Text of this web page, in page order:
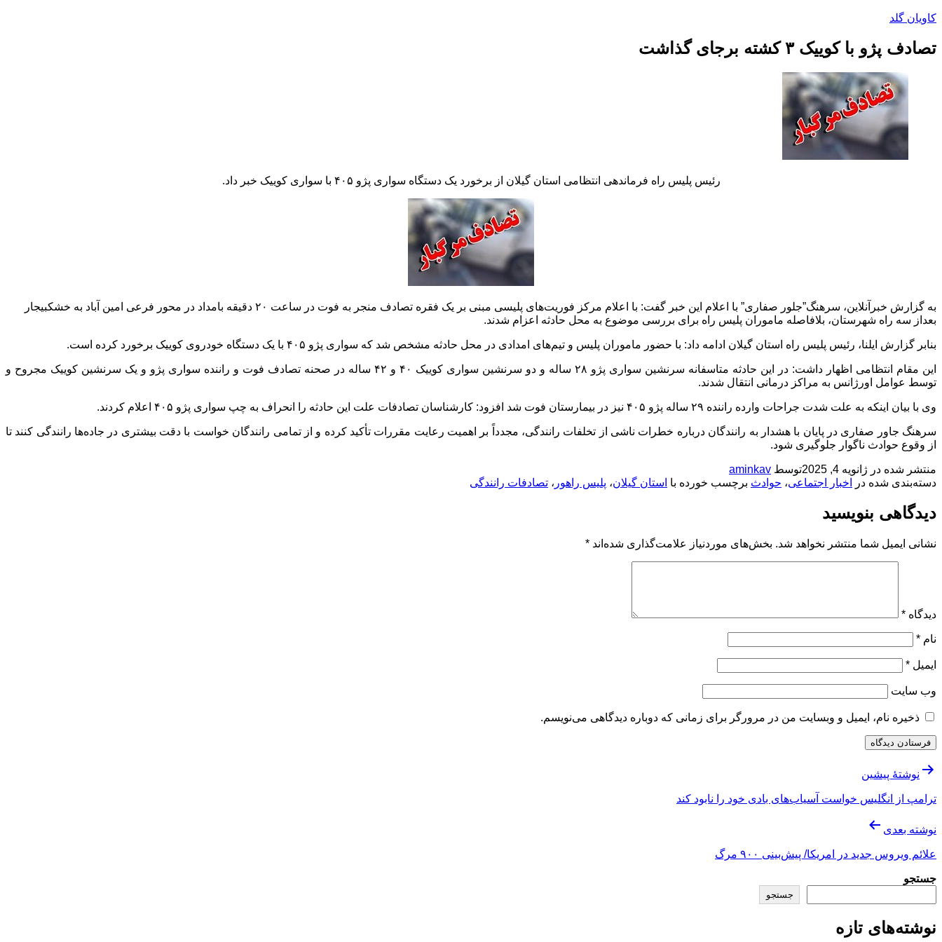
پرش
محتوا
کاویان گلد
تصادف پژو با کوییک ۳ کشته برجای گذاشت
رئیس پلیس راه فرماندهی انتظامی استان گیلان از برخورد یک دستگاه سواری پژو ۴۰۵ با سواری کوییک خبر داد.
به گزارش خبرآنلاین، سرهنگ”جلور صفاری” با اعلام این خبر گفت: با اعلام مرکز فوریت‌های پلیسی مبنی بر یک فقره تصادف منجر به فوت در ساعت ۲۰ دقیقه بامداد در محور فرعی امین آباد به خشکبیجار
بعداز سه راه شهرستان، بلافاصله ماموران پلیس راه برای بررسی موضوع به محل حادثه اعزام شدند.
بنابر گزارش ایلنا، رئیس پلیس راه استان گیلان ادامه داد: با حضور ماموران پلیس و تیم‌های امدادی در محل حادثه مشخص شد که سواری پژو ۴۰۵ با یک دستگاه خودروی کوییک برخورد کرده است.
این مقام انتظامی اظهار داشت: در این حادثه متاسفانه سرنشین سواری پژو ۲۸ ساله و دو سرنشین سواری کوییک ۴۰ و ۴۲ ساله در صحنه تصادف فوت و راننده سواری پژو و یک سرنشین کوییک مجروح و
توسط عوامل اورژانس به مراکز درمانی انتقال شدند.
وی با بیان اینکه به علت شدت جراحات وارده راننده ۲۹ ساله پژو ۴۰۵ نیز در بیمارستان فوت شد افزود: کارشناسان تصادفات علت این حادثه را انحراف به چپ سواری پژو ۴۰۵ اعلام کردند.
سرهنگ جاور صفاری در پایان با هشدار به رانندگان درباره خطرات ناشی از تخلفات رانندگی، مجدداً بر اهمیت رعایت مقررات تأکید کرده و از تمامی رانندگان خواست با دقت بیشتری در جاده‌ها رانندگی کنند تا
از وقوع حوادث ناگوار جلوگیری شود.
منتشر شده در ژانویه 4, 2025 توسط aminkav
دسته‌بندی شده در
اخبار اجتماعی، حوادث برچسب خورده با استان گیلان، پلیس راهور ، تصادفات رانندگی
دیدگاهی بنویسید
نشانی ایمیل شما منتشر نخواهد شد. بخش‌های موردنیاز علامت‌گذاری شده‌اند *
دیدگاه *
نام *
ایمیل *
وب‌ سایت
ذخیره نام، ایمیل و وبسایت من در مرورگر برای زمانی که دوباره دیدگاهی می‌نویسم.
راهبری
نوشته
نوشتهٔ پیشین
ترامپ از انگلیس خواست آسیاب‌های بادی خود را نابود کند
نوشته بعدی
علائم ویروس جدید در امریکا/ پیش‌بینی ۹۰۰ مرگ
جستجو
جستجو
نوشته‌های تازه